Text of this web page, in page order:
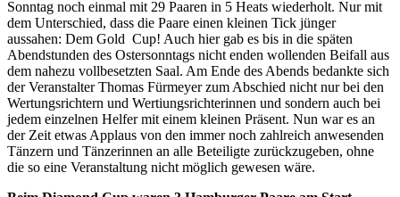
Sonntag noch einmal mit 29 Paaren in 5 Heats wiederholt. Nur mit
dem Unterschied, dass die Paare einen kleinen Tick jünger
aussahen: Dem Gold Cup! Auch hier gab es bis in die späten
Abendstunden des Ostersonntags nicht enden wollenden Beifall aus
dem nahezu vollbesetzten Saal. Am Ende des Abends bedankte sich
der Veranstalter Thomas Fürmeyer zum Abschied nicht nur bei den
Wertungsrichtern und Wertiungsrichterinnen und sondern auch bei
jedem einzelnen Helfer mit einem kleinen Präsent. Nun war es an
der Zeit etwas Applaus von den immer noch zahlreich anwesenden
Tänzern und Tänzerinnen an alle Beteiligte zurückzugeben, ohne
die so eine Veranstaltung nicht möglich gewesen wäre.